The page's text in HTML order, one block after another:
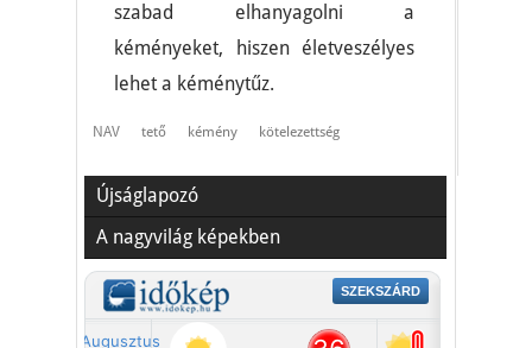
szabad elhanyagolni a
kéményeket, hiszen életveszélyes
lehet a kéménytűz.
NAV tető kémény kötelezettség
Újságlapozó
A nagyvilág képekben